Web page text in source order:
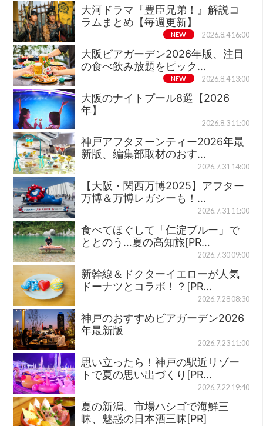
大河ドラマ『豊臣兄弟！』解説コ
ラムまとめ【毎週更新】
NEW 2026.8.4 16:00
大阪ビアガーデン2026年版、注目
の食べ飲み放題をピック…
NEW 2026.8.4 13:00
大阪のナイトプール8選【2026
年】
2026.8.3 11:00
神戸アフタヌーンティー2026年最
新版、編集部取材のおす…
2026.7.31 14:00
【大阪・関西万博2025】アフター
万博＆万博レガシーも！…
2026.7.31 11:00
食べてほぐして「仁淀ブルー」で
ととのう…夏の高知旅[PR…
2026.7.30 09:00
新幹線＆ドクターイエローが人気
ドーナツとコラボ！？[PR…
2026.7.28 08:30
神戸のおすすめビアガーデン2026
年最新版
2026.7.23 11:00
思い立ったら！神戸の駅近リゾー
トで夏の思い出づくり[PR…
2026.7.22 19:40
夏の新潟、市場ハシゴで海鮮三
昧、魅惑の日本酒三昧[PR]